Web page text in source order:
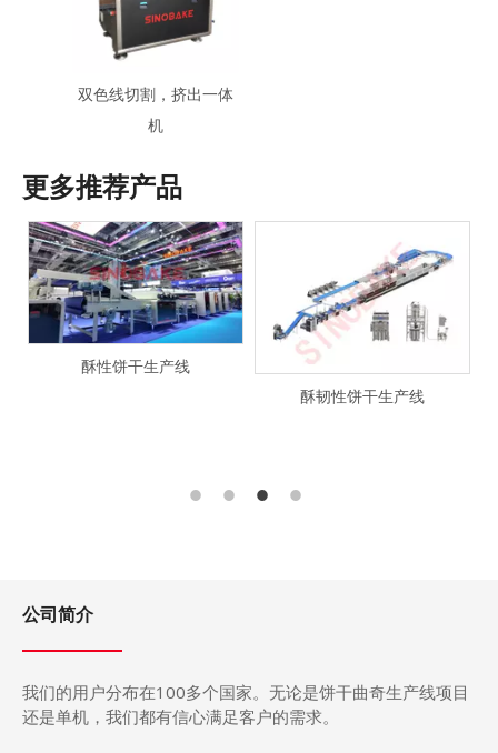
双色线切割，挤出一体
机
更多推荐产品
酥性饼干生产线
酥韧性饼干生产线
公司简介
我们的用户分布在100多个国家。无论是饼干曲奇生产线项目
还是单机，我们都有信心满足客户的需求。